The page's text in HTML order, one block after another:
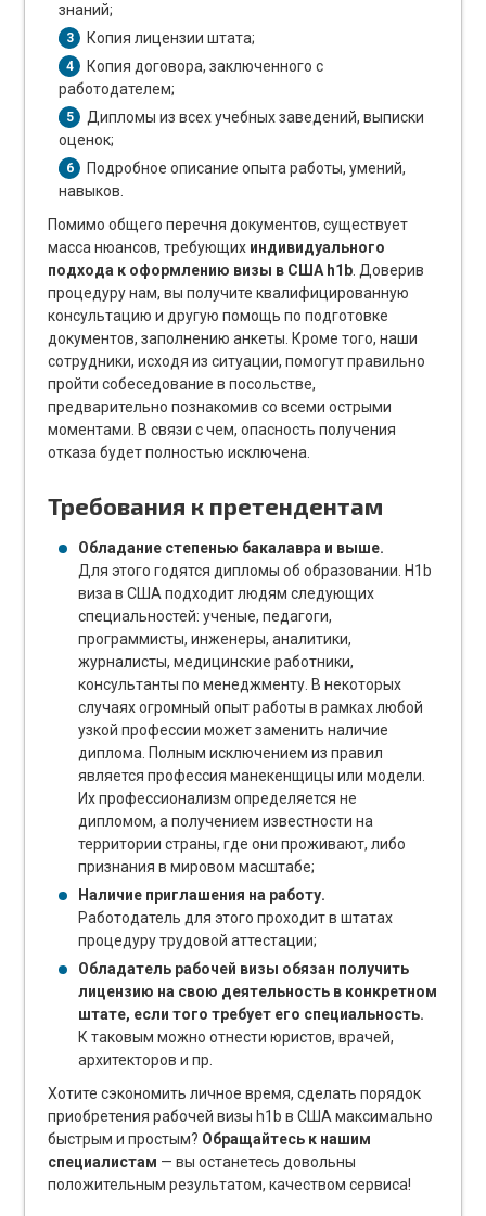
знаний;
3 Копия лицензии штата;
4
Копия договора, заключенного с
работодателем;
5
Дипломы из всех учебных заведений, выписки
оценок;
6
Подробное описание опыта работы, умений,
навыков.
Помимо общего перечня документов, существует
масса нюансов, требующих индивидуального
подхода к оформлению визы в США h1b . Доверив
процедуру нам, вы получите квалифицированную
консультацию и другую помощь по подготовке
документов, заполнению анкеты. Кроме того, наши
сотрудники, исходя из ситуации, помогут правильно
пройти собеседование в посольстве,
предварительно познакомив со всеми острыми
моментами. В связи с чем, опасность получения
отказа будет полностью исключена.
Требования к претендентам
Обладание степенью бакалавра и выше.
Для этого годятся дипломы об образовании. H1b
виза в США подходит людям следующих
специальностей: ученые, педагоги,
программисты, инженеры, аналитики,
журналисты, медицинские работники,
консультанты по менеджменту. В некоторых
случаях огромный опыт работы в рамках любой
узкой профессии может заменить наличие
диплома. Полным исключением из правил
является профессия манекенщицы или модели.
Их профессионализм определяется не
дипломом, а получением известности на
территории страны, где они проживают, либо
признания в мировом масштабе;
Наличие приглашения на работу.
Работодатель для этого проходит в штатах
процедуру трудовой аттестации;
Обладатель рабочей визы обязан получить
лицензию на свою деятельность в конкретном
штате, если того требует его специальность.
К таковым можно отнести юристов, врачей,
архитекторов и пр.
Хотите сэкономить личное время, сделать порядок
приобретения рабочей визы h1b в США максимально
быстрым и простым? Обращайтесь к нашим
специалистам — вы останетесь довольны
положительным результатом, качеством сервиса!